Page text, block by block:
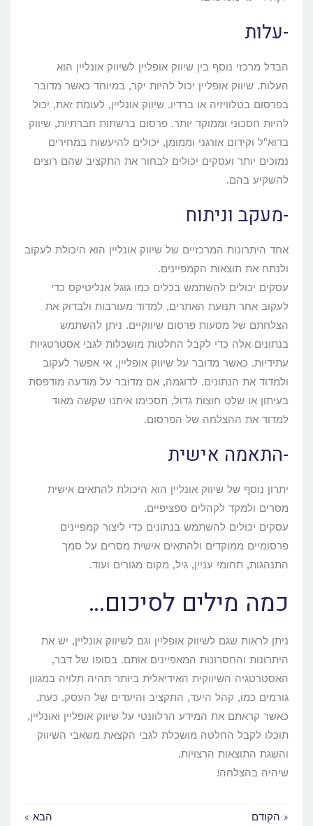
-עלות
הבדל מרכזי נוסף בין שיווק אופליין לשיווק אונליין הוא
העלות. שיווק אופליין יכול להיות יקר, במיוחד כאשר מדובר
בפרסום בטלוויזיה או ברדיו. שיווק אונליין, לעומת זאת, יכול
להיות חסכוני וממוקד יותר. פרסום ברשתות חברתיות, שיווק
בדוא"ל וקידום אורגני וממומן, יכולים להיעשות במחירים
נמוכים יותר ועסקים יכולים לבחור את התקציב שהם רוצים
להשקיע בהם.
-מעקב וניתוח
אחד היתרונות המרכזיים של שיווק אונליין הוא היכולת לעקוב
ולנתח את תוצאות הקמפיינים.
עסקים יכולים להשתמש בכלים כמו גוגל אנליטיקס כדי
לעקוב אחר תנועת האתרים, למדוד מעורבות ולבדוק את
הצלחתם של מסעות פרסום שיווקיים. ניתן להשתמש
בנתונים אלה כדי לקבל החלטות מושכלות לגבי אסטרטגיות
עתידיות. כאשר מדובר על שיווק אופליין, אי אפשר לעקוב
ולמדוד את הנתונים. לדוגמה, אם מדובר על מודעה מודפסת
בעיתון או שלט חוצות גדול, תסכימו איתנו שקשה מאוד
למדוד את ההצלחה של הפרסום.
-התאמה אישית
יתרון נוסף של שיווק אונליין הוא היכולת להתאים אישית
מסרים ולמקד לקהלים ספציפיים.
עסקים יכולים להשתמש בנתונים כדי ליצור קמפיינים
פרסומיים ממוקדים ולהתאים אישית מסרים על סמך
התנהגות, תחומי עניין, גיל, מקום מגורים ועוד.
כמה מילים לסיכום…
ניתן לראות שגם לשיווק אופליין וגם לשיווק אונליין, יש את
היתרונות והחסרונות המאפיינים אותם. בסופו של דבר,
האסטרטגיה השיווקית האידיאלית ביותר תהיה תלויה במגוון
גורמים כמו, קהל היעד, התקציב והיעדים של העסק. כעת,
כאשר קראתם את המידע הרלוונטי על שיווק אופליין ואונליין,
תוכלו לקבל החלטה מושכלת לגבי הקצאת משאבי השיווק
והשגת התוצאות הרצויות.
שיהיה בהצלחה!
« הקודם הבא »